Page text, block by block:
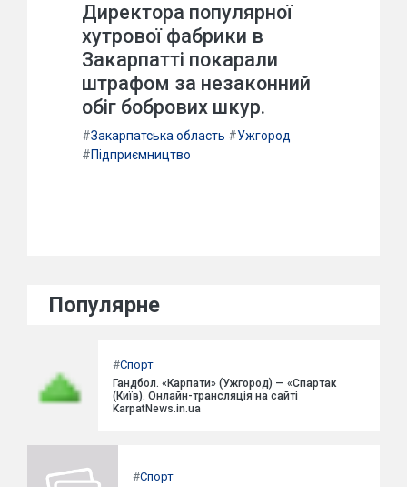
Директора популярної
хутрової фабрики в
Закарпатті покарали
штрафом за незаконний
обіг бобрових шкур.
#Закарпатська область #Ужгород
#Підприємництво
Популярне
#Спорт
Гандбол. «Карпати» (Ужгород) — «Спартак
(Київ). Онлайн-трансляція на сайті
KarpatNews.in.ua
#Спорт